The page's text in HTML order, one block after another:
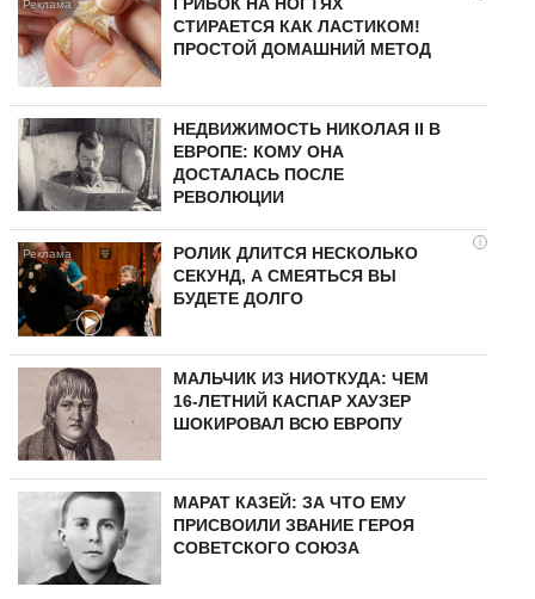
ГРИБОК НА НОГТЯХ
СТИРАЕТСЯ КАК ЛАСТИКОМ!
ПРОСТОЙ ДОМАШНИЙ МЕТОД
НЕДВИЖИМОСТЬ НИКОЛАЯ II В
ЕВРОПЕ: КОМУ ОНА
ДОСТАЛАСЬ ПОСЛЕ
РЕВОЛЮЦИИ
i
РОЛИК ДЛИТСЯ НЕСКОЛЬКО
СЕКУНД, А СМЕЯТЬСЯ ВЫ
БУДЕТЕ ДОЛГО
МАЛЬЧИК ИЗ НИОТКУДА: ЧЕМ
16-ЛЕТНИЙ КАСПАР ХАУЗЕР
ШОКИРОВАЛ ВСЮ ЕВРОПУ
МАРАТ КАЗЕЙ: ЗА ЧТО ЕМУ
ПРИСВОИЛИ ЗВАНИЕ ГЕРОЯ
СОВЕТСКОГО СОЮЗА